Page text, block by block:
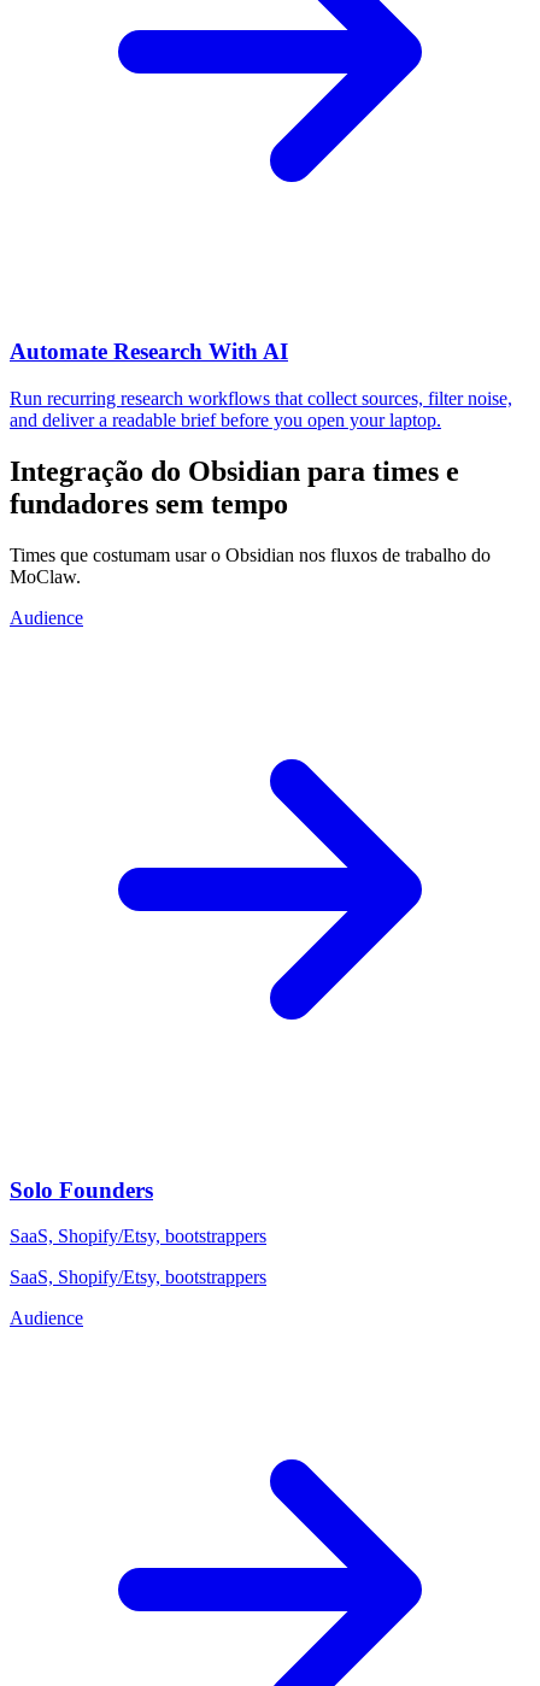
Automate Research With AI
Run recurring research workflows that collect sources, filter noise,
and deliver a readable brief before you open your laptop.
Integração do Obsidian para times e
fundadores sem tempo
Times que costumam usar o Obsidian nos fluxos de trabalho do
MoClaw.
Audience
Solo Founders
SaaS, Shopify/Etsy, bootstrappers
SaaS, Shopify/Etsy, bootstrappers
Audience